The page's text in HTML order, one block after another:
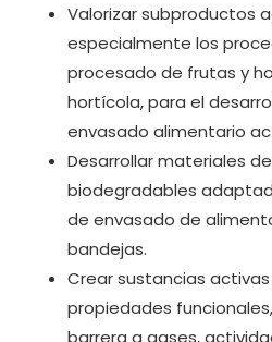
Valorizar subproductos
especialmente los
procesado de frutas y
hortícola, para el
envasado alimentario
Desarrollar materiales
biodegradables
de envasado de
bandejas.
Crear sustancias
propiedades
barrera a gases,